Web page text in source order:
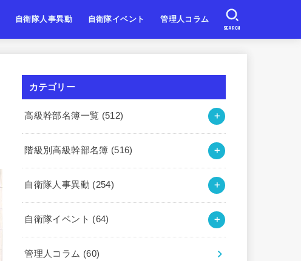
自衛隊人事異動 自衛隊イベント 管理人コラム
SEARCH
カテゴリー
高級幹部名簿一覧 (512)
階級別高級幹部名簿 (516)
自衛隊人事異動 (254)
自衛隊イベント (64)
管理人コラム (60)